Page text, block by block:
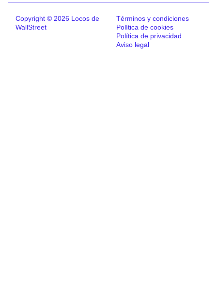
Copyright © 2026 Locos de
WallStreet
Términos y condiciones
Política de cookies
Política de privacidad
Aviso legal